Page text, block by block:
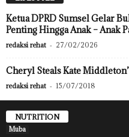
Ketua DPRD Sumsel Gelar
Penting Hingga Anak – Anak
redaksi rehat - 27/02/2026
Cheryl Steals Kate
redaksi rehat - 15/07/2018
NUTRITION
Muba